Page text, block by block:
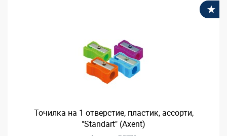
Точилка на 1 отверстие, пластик, ассорти,
"Standart" (Axent)